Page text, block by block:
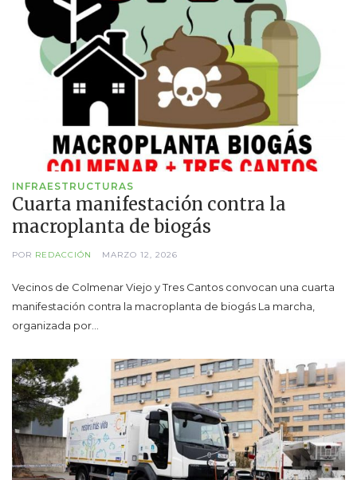
INFRAESTRUCTURAS
Cuarta manifestación contra la
macroplanta de biogás
POR REDACCIÓN MARZO 12, 2026
Vecinos de Colmenar Viejo y Tres Cantos convocan una cuarta
manifestación contra la macroplanta de biogás La marcha,
organizada por…